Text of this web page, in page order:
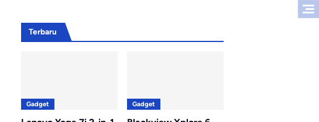
Terbaru
Gadget Gadget